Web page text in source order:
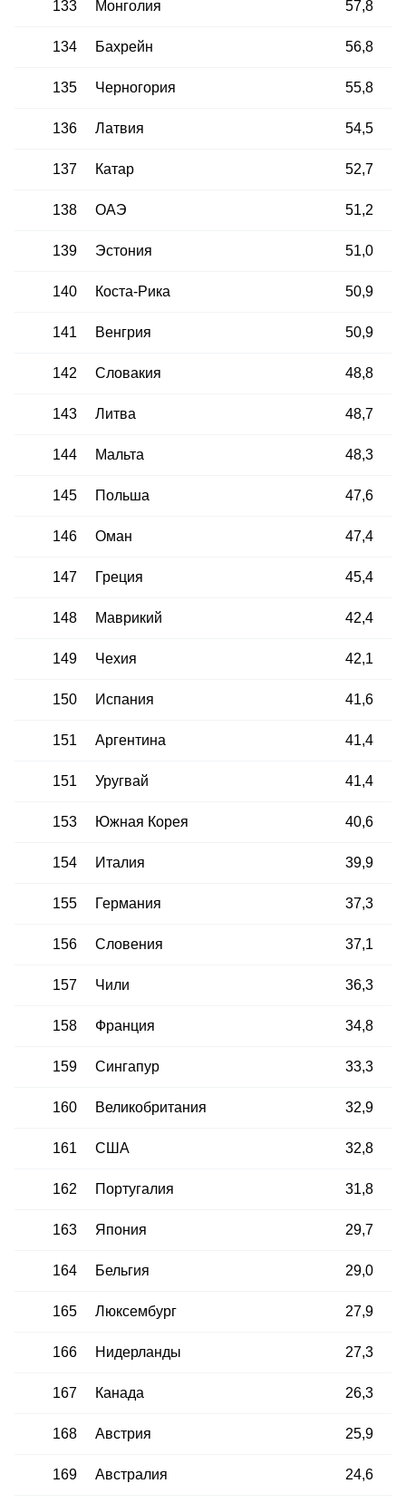
133 Монголия 57,8
134 Бахрейн 56,8
135 Черногория 55,8
136 Латвия 54,5
137 Катар 52,7
138 ОАЭ 51,2
139 Эстония 51,0
140 Коста-Рика 50,9
141 Венгрия 50,9
142 Словакия 48,8
143 Литва 48,7
144 Мальта 48,3
145 Польша 47,6
146 Оман 47,4
147 Греция 45,4
148 Маврикий 42,4
149 Чехия 42,1
150 Испания 41,6
151 Аргентина 41,4
151 Уругвай 41,4
153 Южная Корея 40,6
154 Италия 39,9
155 Германия 37,3
156 Словения 37,1
157 Чили 36,3
158 Франция 34,8
159 Сингапур 33,3
160 Великобритания 32,9
161 США 32,8
162 Португалия 31,8
163 Япония 29,7
164 Бельгия 29,0
165 Люксембург 27,9
166 Нидерланды 27,3
167 Канада 26,3
168 Австрия 25,9
169 Австралия 24,6